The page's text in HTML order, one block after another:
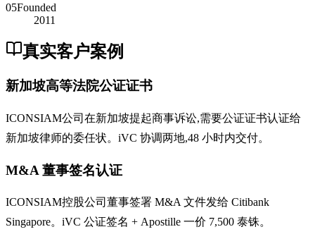
05Founded
2011
真实客户案例
新加坡高等法院公证证书
ICONSIAM公司在新加坡提起商事诉讼,需要公证证书认证给
新加坡律师的委任状。iVC 协调两地,48 小时内交付。
M&A 董事签名认证
ICONSIAM控股公司董事签署 M&A 文件发给 Citibank
Singapore。iVC 公证签名 + Apostille 一价 7,500 泰铢。